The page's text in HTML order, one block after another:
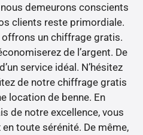
nous demeurons conscients
clients reste primordiale.
un chiffrage gratis.
de l’argent. De
service idéal. N’hésitez
de notre chiffrage gratis
location de benne. En
de notre excellence, vous
toute sérénité. De même,